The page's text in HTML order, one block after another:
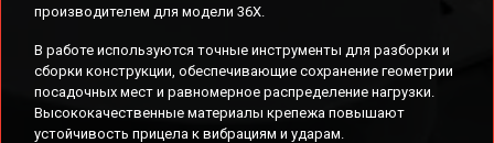
производителем для модели 36X.
В работе используются точные инструменты для разборки и
сборки конструкции, обеспечивающие сохранение геометрии
посадочных мест и равномерное распределение нагрузки.
Высококачественные материалы крепежа повышают
устойчивость прицела к вибрациям и ударам.